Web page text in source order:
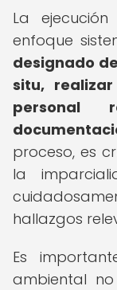
La
enfoque
designado
situ,
personal
proceso, es
la
hallazgos
Es
ambiental